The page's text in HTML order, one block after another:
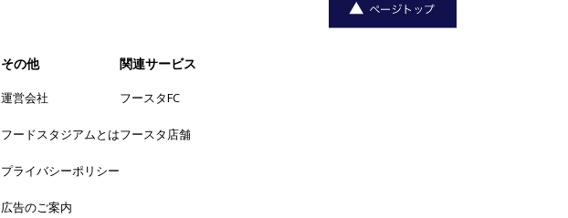
その他
運営会社
フードスタジアムとは
プライバシーポリシー
広告のご案内
関連サービス
フースタFC
フースタ店舗